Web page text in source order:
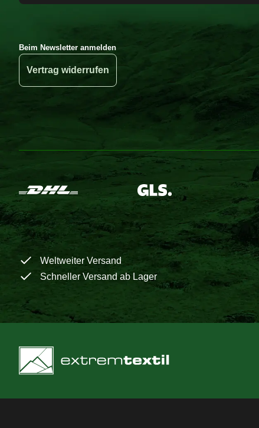
Beim Newsletter anmelden
Vertrag widerrufen
Weltweiter Versand
Schneller Versand ab Lager